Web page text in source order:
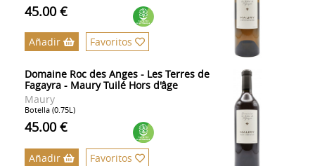
45.00 €
Añadir Favoritos
Domaine Roc des Anges - Les Terres de
Fagayra - Maury Tuilé Hors d'âge
Maury
Botella (0.75L)
45.00 €
Añadir Favoritos